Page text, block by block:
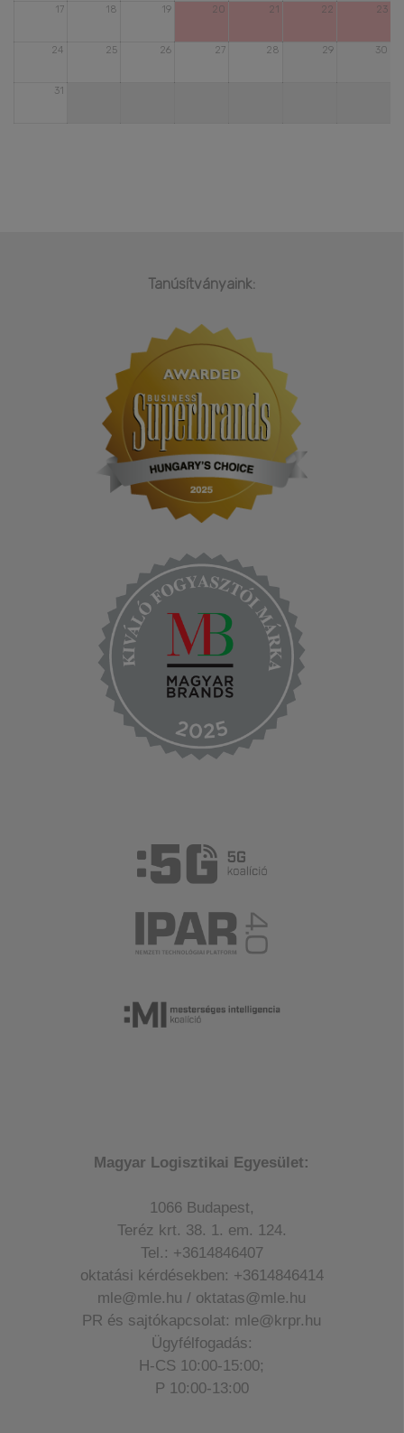
17 18 19 20 21 22 23
24 25 26 27 28 29 30
31
Tanúsítványaink:
Magyar Logisztikai Egyesület:
1066 Budapest,
Teréz krt. 38. 1. em. 124.
Tel.: +3614846407
oktatási kérdésekben: +3614846414
mle@mle.hu / oktatas@mle.hu
PR és sajtókapcsolat: mle@krpr.hu
Ügyfélfogadás:
H-CS 10:00-15:00;
P 10:00-13:00